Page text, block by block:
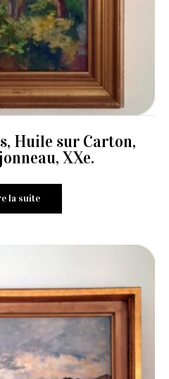
Huile sur Carton,
XXe.
la suite